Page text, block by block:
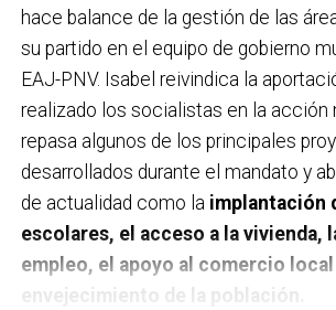
hace balance de la gestión de las
su partido en el equipo de gobierno
EAJ-PNV. Isabel reivindica la
realizado los socialistas en la acción
repasa algunos de los principales
desarrollados durante el mandato y
de actualidad como la implantación
escolares, el acceso a la vivienda,
empleo, el apoyo al comercio
envejecimiento de la población.